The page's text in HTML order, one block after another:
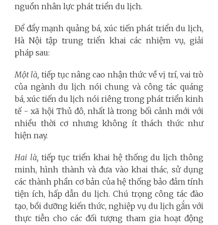
nguồn nhân lực phát triển du lịch.
Để đẩy mạnh quảng bá, xúc tiến phát triển du lịch,
Hà Nội tập trung triển khai các nhiệm vụ, giải
pháp sau:
Một là, tiếp tục nâng cao nhận thức về vị trí, vai trò
của ngành du lịch nói chung và công tác quáng
bá, xúc tiến du lịch nói riêng trong phát triển kinh
tế - xã hội Thủ đô, nhất là trong bối cảnh mới với
nhiều thời cơ nhưng không ít thách thức như
hiện nay.
Hai là,tiếp tục triển khai hệ thống du lịch thông
minh, hình thành và đưa vào khai thác, sử dụng
các thành phần cơ bản của hệ thống bảo đảm tính
tiện ích, hấp dẫn du lịch. Chú trọng công tác đào
tạo, bồi dưỡng kiến thức, nghiệp vụ du lịch gắn với
thực tiễn cho các đối tượng tham gia hoạt động